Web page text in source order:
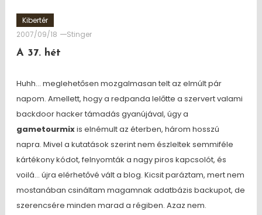
Kibertér
2007/09/18
Stinger
A 37. hét
Huhh… meglehetősen mozgalmasan telt az elmúlt pár
napom. Amellett, hogy a redpanda lelőtte a szervert valami
backdoor hacker támadás gyanújával, úgy a
gametourmixis elnémult az éterben, három hosszú
napra. Mivel a kutatások szerint nem észleltek semmiféle
kártékony kódot, felnyomták a nagy piros kapcsolót, és
voilá… újra elérhetővé vált a blog. Kicsit paráztam, mert nem
mostanában csináltam magamnak adatbázis backupot, de
szerencsére minden marad a régiben. Azaz nem.